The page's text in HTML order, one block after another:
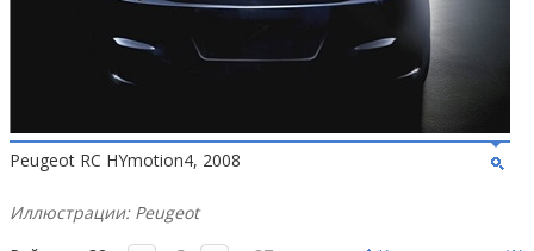
Peugeot RC HYmotion4, 2008
Иллюстрации: Peugeot